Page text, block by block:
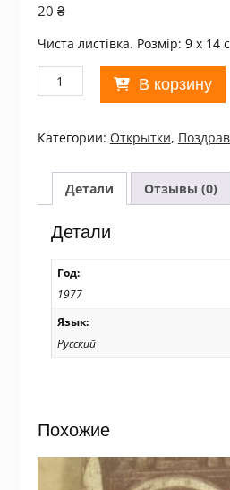
20 ₴
Чиста листівка. Розмір: 9 х 14
Количество
товара
1977.
Поздравляю!
Художник
Александров
р503
В корзину
Категории: Открытки,
Детали Отзывы (0)
Детали
Год:
1977
Язык:
Русский
Похожие